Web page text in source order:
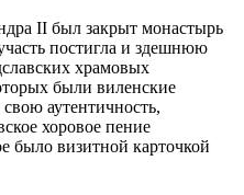
ІІ был закрыт монастырь
постигла и здешнюю
храмовых
были виленские
аутентичность,
хоровое пение
было визитной карточкой